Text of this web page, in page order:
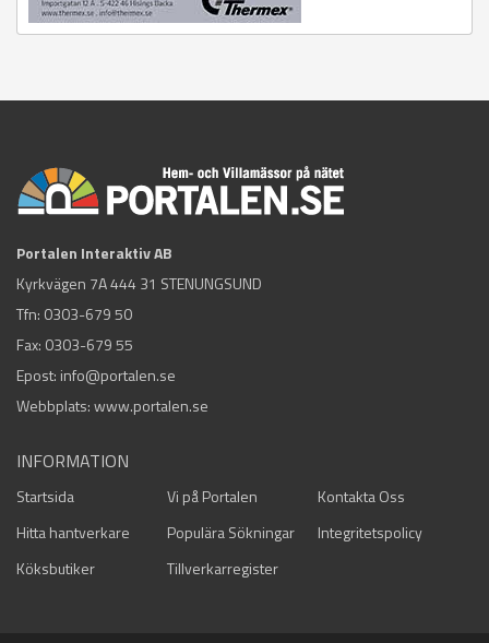
Portalen Interaktiv AB
Kyrkvägen 7A 444 31 STENUNGSUND
Tfn: 0303-679 50
Fax: 0303-679 55
Epost: info@portalen.se
Webbplats: www.portalen.se
INFORMATION
Startsida Vi på Portalen
Kontakta Oss
Hitta hantverkare
Populära Sökningar
Integritetspolicy
Köksbutiker
Tillverkarregister